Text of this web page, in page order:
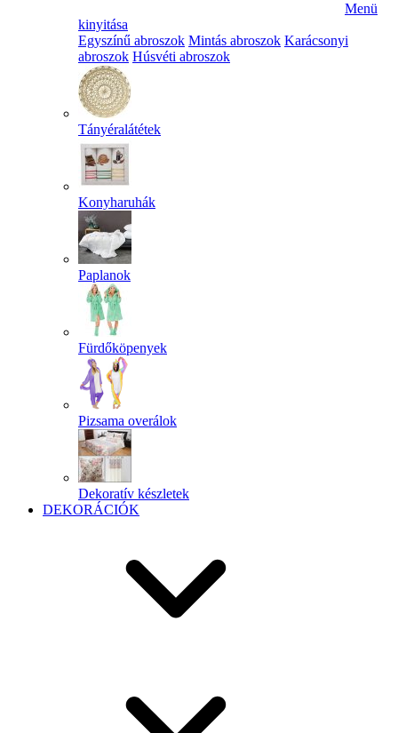
Menü
kinyitása
Egyszínű abroszok Mintás abroszok Karácsonyi
abroszok Húsvéti abroszok
Tányéralátétek
Konyharuhák
Paplanok
Fürdőköpenyek
Pizsama overálok
Dekoratív készletek
DEKORÁCIÓK